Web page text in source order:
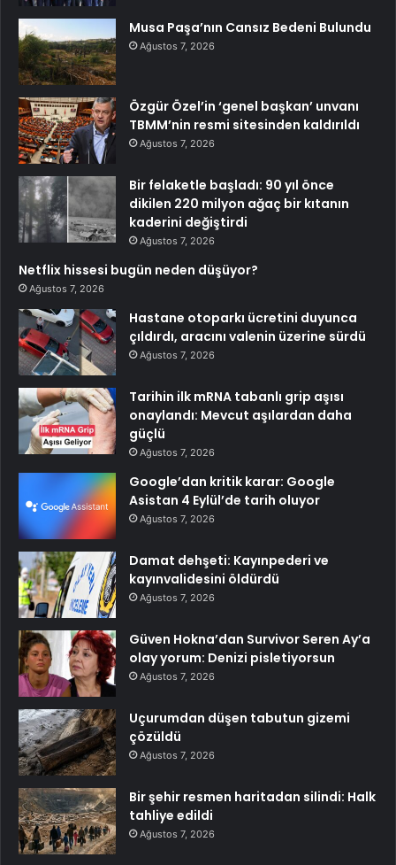
Musa Paşa’nın Cansız Bedeni Bulundu
Ağustos 7, 2026
Özgür Özel’in ‘genel başkan’ unvanı
TBMM’nin resmi sitesinden kaldırıldı
Ağustos 7, 2026
Bir felaketle başladı: 90 yıl önce
dikilen 220 milyon ağaç bir kıtanın
kaderini değiştirdi
Ağustos 7, 2026
Netflix hissesi bugün neden düşüyor?
Ağustos 7, 2026
Hastane otoparkı ücretini duyunca
çıldırdı, aracını valenin üzerine sürdü
Ağustos 7, 2026
Tarihin ilk mRNA tabanlı grip aşısı
onaylandı: Mevcut aşılardan daha
güçlü
Ağustos 7, 2026
Google’dan kritik karar: Google
Asistan 4 Eylül’de tarih oluyor
Ağustos 7, 2026
Damat dehşeti: Kayınpederi ve
kayınvalidesini öldürdü
Ağustos 7, 2026
Güven Hokna’dan Survivor Seren Ay’a
olay yorum: Denizi pisletiyorsun
Ağustos 7, 2026
Uçurumdan düşen tabutun gizemi
çözüldü
Ağustos 7, 2026
Bir şehir resmen haritadan silindi: Halk
tahliye edildi
Ağustos 7, 2026